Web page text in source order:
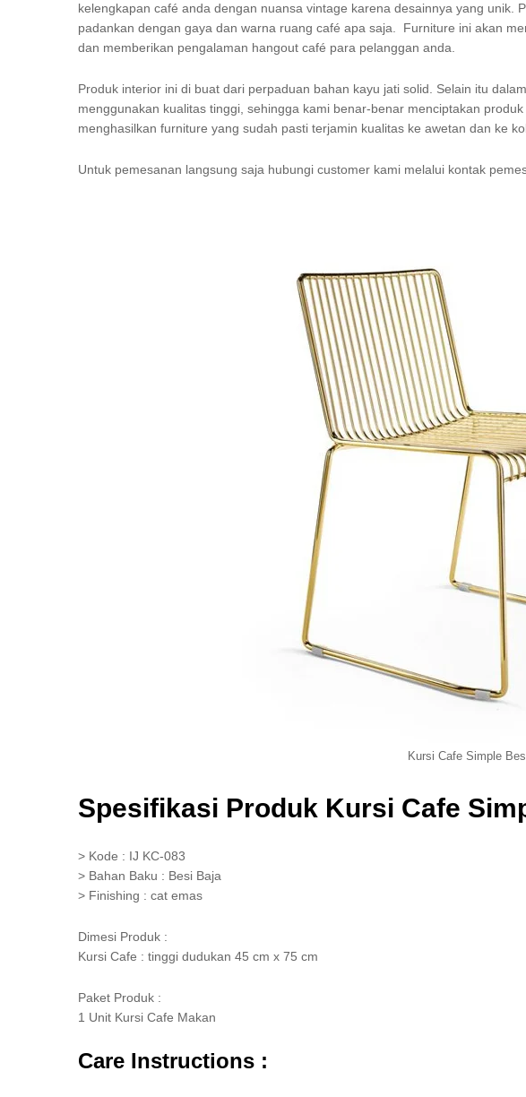
kelengkapan café anda dengan nuansa vintage karena desainnya yang unik.
padankan dengan gaya dan warna ruang café apa saja. Furniture ini akan
dan memberikan pengalaman hangout café para pelanggan anda.
Produk interior ini di buat dari perpaduan bahan kayu jati solid. Selain itu
menggunakan kualitas tinggi, sehingga kami benar-benar menciptakan
menghasilkan furniture yang sudah pasti terjamin kualitas ke awetan dan ke
Untuk pemesanan langsung saja hubungi customer kami melalui kontak
Kursi Cafe Simple
Spesifikasi Produk Kursi Cafe
> Kode : IJ KC-083
> Bahan Baku : Besi Baja
> Finishing : cat emas
Dimesi Produk :
Kursi Cafe : tinggi dudukan 45 cm x 75 cm
Paket Produk :
1 Unit Kursi Cafe Makan
Care Instructions :